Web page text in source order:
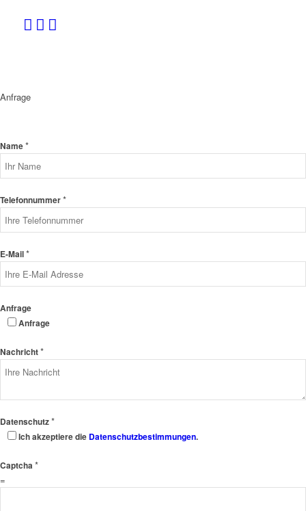
Anfrage
Name*
Telefonnummer*
E-Mail*
Anfrage
Anfrage
Nachricht*
Datenschutz*
Ich akzeptiere die Datenschutzbestimmungen.
Captcha *
=